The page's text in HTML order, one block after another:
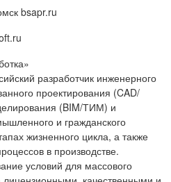
bsapr.ru
разработчик инженерного
проектирования (CAD/
(BIM/ТИМ) и
и гражданского
жизненного цикла, а также
в производстве.
условий для массового